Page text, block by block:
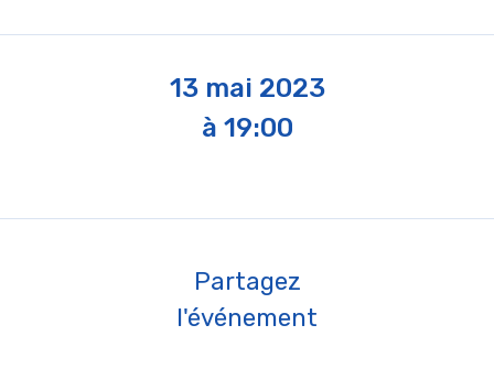
13 mai 2023
à 19:00
Partagez
l'événement